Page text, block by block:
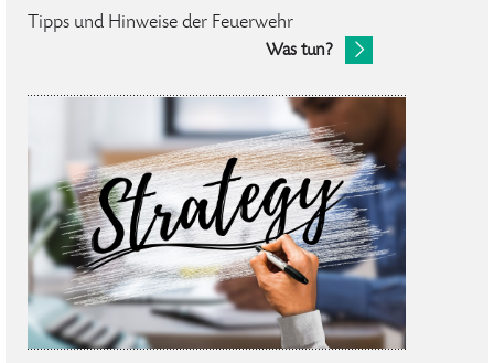
Tipps und Hinweise der Feuerwehr
Was tun?